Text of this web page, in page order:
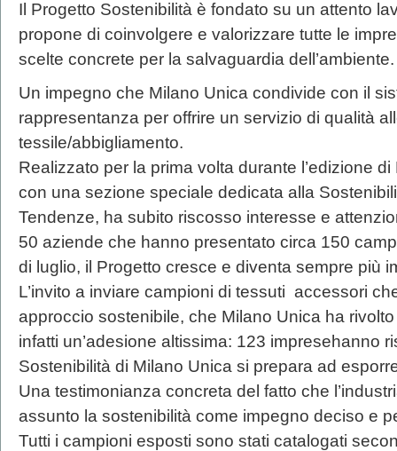
Il Progetto Sostenibilità è fondato su un attento
propone di coinvolgere e valorizzare tutte le
scelte concrete per la salvaguardia dell’ambiente.
Un impegno che Milano Unica condivide con il
rappresentanza per offrire un servizio di qualità
tessile/abbigliamento.
Realizzato per la prima volta durante l’edizione
con una sezione speciale dedicata alla
Tendenze, ha subito riscosso interesse e
50 aziende che hanno presentato circa 150
di luglio, il Progetto cresce e diventa sempre più
L’invito a inviare campioni di tessuti accessori
approccio sostenibile, che Milano Unica ha
infatti un’adesione altissima: 123 impresehanno
Sostenibilità di Milano Unica si prepara ad
Una testimonianza concreta del fatto che
assunto la sostenibilità come impegno deciso e
Tutti i campioni esposti sono stati catalogati